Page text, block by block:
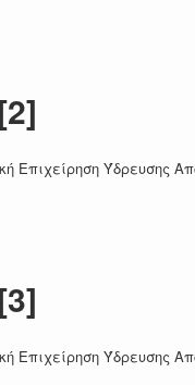
[2]
Επιχείρηση Ύδρευσης
[3]
Επιχείρηση Ύδρευσης